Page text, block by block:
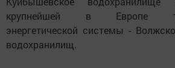
крупнейшей в Европе
энергетической системы -
водохранилищ.